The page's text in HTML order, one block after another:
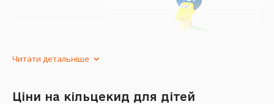
Читати детальніше
Ціни на кільцекид для дітей